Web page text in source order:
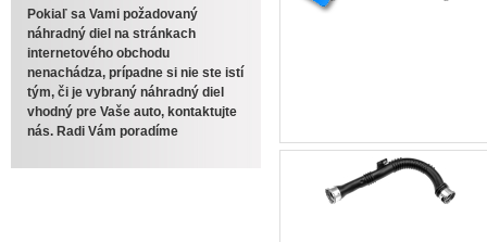
Pokiaľ sa Vami požadovaný
náhradný diel na stránkach
internetového obchodu
nenachádza, prípadne si nie ste istí
tým, či je vybraný náhradný diel
vhodný pre Vaše auto, kontaktujte
nás. Radi Vám poradíme